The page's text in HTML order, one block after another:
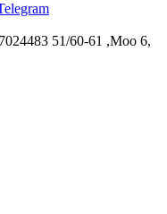
51/60-61 ,Moo 6,